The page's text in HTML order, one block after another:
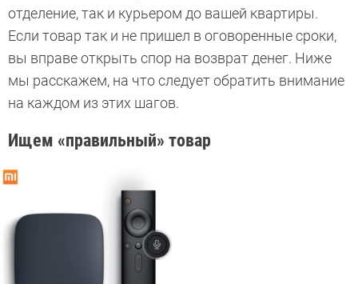
отделение, так и курьером до вашей квартиры.
Если товар так и не пришел в оговоренные сроки,
вы вправе открыть спор на возврат денег. Ниже
мы расскажем, на что следует обратить внимание
на каждом из этих шагов.
Ищем «правильный» товар